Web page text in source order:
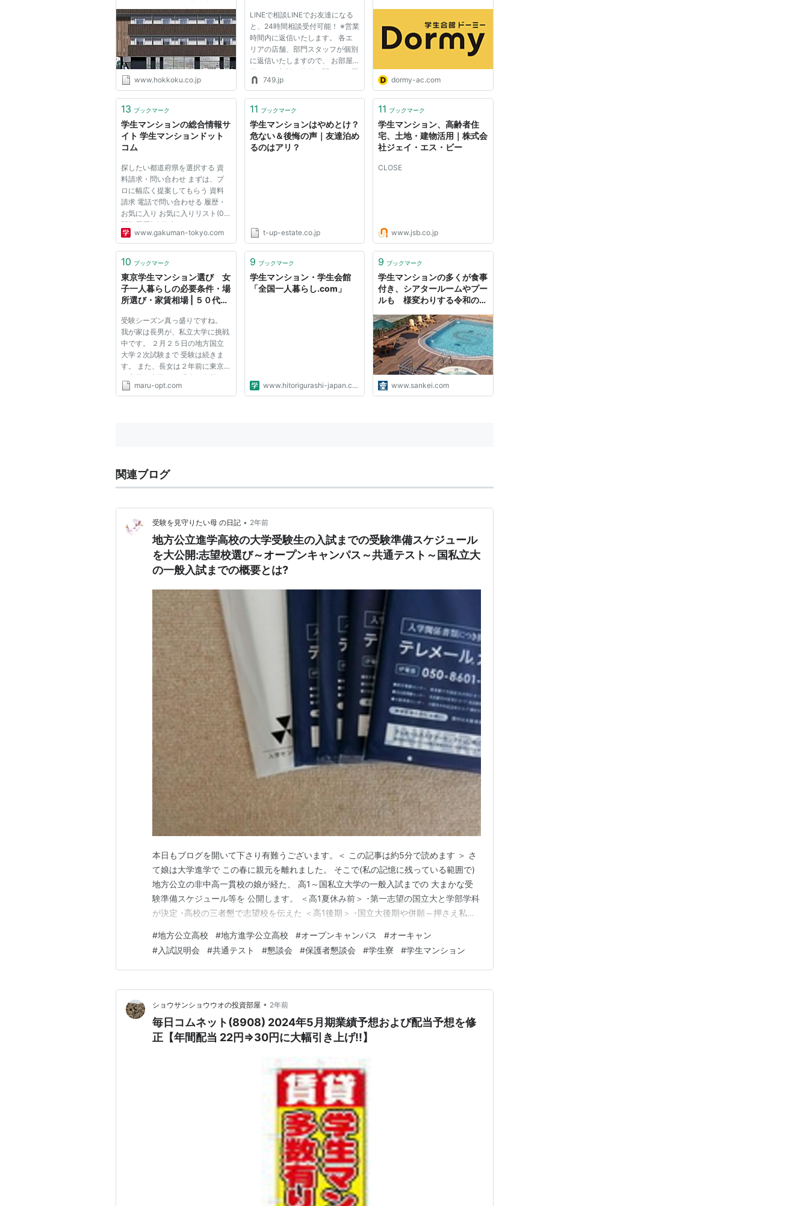
www.hokkoku.co.jp
LINEで相談LINEでお友達になる
と、24時間相談受付可能！ ※営業
時間内に返信いたします。 各エ
リアの店舗、部門スタッフが個別
に返信いたしますので、 お部屋
探しのご相談や物件に関するご質
問にも対応いたします！
749.jp dormy-ac.com
13 ブックマーク
学生マンションの総合情報サ
イト 学生マンションドット
コム
探したい都道府県を選択する 資
料請求・問い合わせ まずは、プ
ロに幅広く提案してもらう 資料
請求 電話で問い合わせる 履歴・
お気に入り お気に入りリスト(0)
閲覧履歴(0) 学生マンションっ
て？ 毎日コムネットの学生マン
ネットの学生マンション・学生寮
の...
www.gakuman-tokyo.com
11 ブックマーク
学生マンションはやめとけ？
危ない＆後悔の声｜友達泊め
るのはアリ？
t-up-estate.co.jp
11 ブックマーク
学生マンション、高齢者住
宅、土地・建物活用｜株式会
社ジェイ・エス・ビー
CLOSE
www.jsb.co.jp
10 ブックマーク
東京学生マンション選び 女
子一人暮らしの必要条件・場
所選び・家賃相場 | ５０代サ
解決のヒント～
受験シーズン真っ盛りですね。
我が家は長男が、私立大学に挑戦
中です。 ２月２５日の地方国立
大学２次試験まで 受験は続きま
す。 また、長女は２年前に東京
の大学に進学し、 現在一人暮ら
しをしています。 地方から東京
maru-opt.com
9 ブックマーク
学生マンション・学生会館
「全国一人暮らし.com」
www.hitorigurashi-japan.com
9 ブックマーク
学生マンションの多くが食事
付き、シアタールームやプー
ルも 様変わりする令和の下
www.sankei.com
関連ブログ
受験を見守りたい母 の日記 • 2年前
地方公立進学高校の大学受験生の入試までの受験準備スケジュール
を大公開:志望校選び～オープンキャンパス～共通テスト～国私立大
の一般入試までの概要とは?
本日もブログを開いて下さり有難うございます。＜ この記事は約5分で読めます ＞ さ
て娘は大学進学で この春に親元を離れました。 そこで(私の記憶に残っている範囲で)
地方公立の非中高一貫校の娘が経た、 高1～国私立大学の一般入試までの 大まかな受
験準備スケジュール等を 公開します。 ＜高1夏休み前＞ ･第一志望の国立大と学部学科
が決定 ･高校の三者懇で志望校を伝えた ＜高1後期＞ ･国立大後期や併願～押さえ私立
目の登録 ･高校入学後から通っていた 5つ目の塾があったが、 成績不振のため転塾活動
＜高2春＞ ･5…
#地方公立高校 #地方進学公立高校 #オープンキャンパス #オーキャン
#入試説明会 #共通テスト #懇談会 #保護者懇談会 #学生寮 #学生マンション
ショウサンショウウオの投資部屋 • 2年前
毎日コムネット(8908) 2024年5月期業績予想および配当予想を修
正【年間配当 22円⇒30円に大幅引き上げ!!】